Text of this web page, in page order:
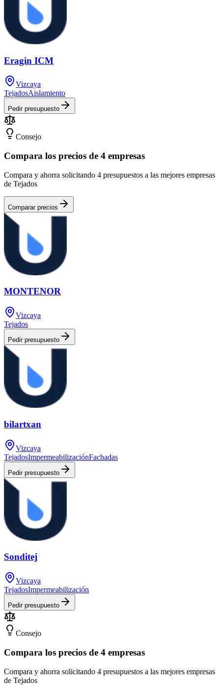
Eragin ICM
Vizcaya
TejadosAislamiento
Pedir presupuesto
Consejo
Compara los precios de 4 empresas
Compara y ahorra solicitando 4 presupuestos a las mejores empresas
de Tejados
Comparar precios
MONTENOR
Vizcaya
Tejados
Pedir presupuesto
bilartxan
Vizcaya
TejadosImpermeabilizaciónFachadas
Pedir presupuesto
Sonditej
Vizcaya
TejadosImpermeabilización
Pedir presupuesto
Consejo
Compara los precios de 4 empresas
Compara y ahorra solicitando 4 presupuestos a las mejores empresas
de Tejados